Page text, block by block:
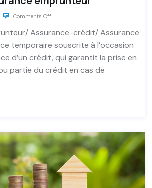
Comments Off
Assurance-crédit/ Assurance
temporaire souscrite à l’occasion
d’un crédit, qui garantit la prise en
partie du crédit en cas de